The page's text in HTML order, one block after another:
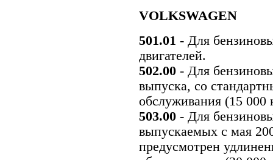
VOLKSWAGEN
501.01 - Для
двигателей.
502.00 - Для
выпуска, со
обслуживания (15 000
503.00 - Для
выпускаемых с мая
предусмотрен